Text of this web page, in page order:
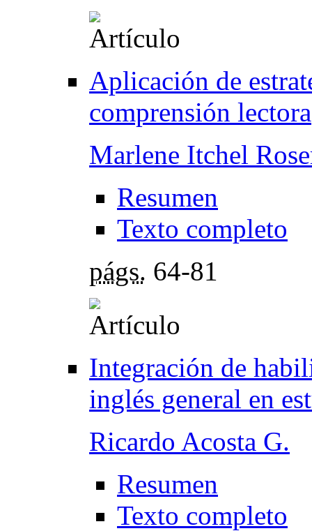
Aplicación de
comprensión lectora
Marlene Itchel
Resumen
Texto completo
págs. 64-81
Integración de
inglés general en
Ricardo Acosta G.
Resumen
Texto completo